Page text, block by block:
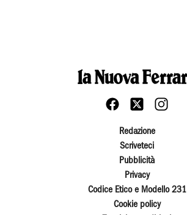
Redazione
Scriveteci
Pubblicità
Privacy
Codice Etico e Modello 231
Cookie policy